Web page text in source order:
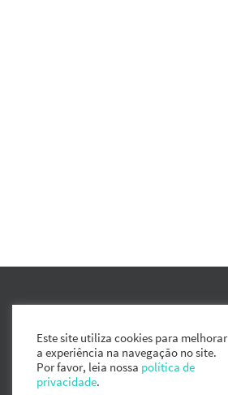
Este site utiliza cookies para melhorar
a experiência na navegação no site.
Por favor, leia nossa política de
privacidade.